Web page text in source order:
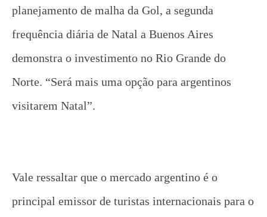
planejamento de malha da Gol, a segunda
frequência diária de Natal a Buenos Aires
demonstra o investimento no Rio Grande do
Norte. “Será mais uma opção para argentinos
visitarem Natal”.
Vale ressaltar que o mercado argentino é o
principal emissor de turistas internacionais para o